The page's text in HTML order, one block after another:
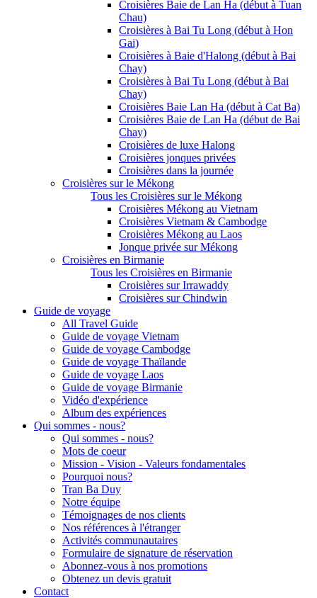
Croisières Baie de Lan Ha (début à Tuan
Chau)
Croisières à Bai Tu Long (début à Hon
Gai)
Croisières à Baie d'Halong (début à Bai
Chay)
Croisières à Bai Tu Long (début à Bai
Chay)
Croisières Baie Lan Ha (début à Cat Ba)
Croisières Baie de Lan Ha (début de Bai
Chay)
Croisières de luxe Halong
Croisières jonques privées
Croisières dans la journée
Croisières sur le Mékong
Tous les Croisières sur le Mékong
Croisières Mékong au Vietnam
Croisières Vietnam & Cambodge
Croisières Mékong au Laos
Jonque privée sur Mékong
Croisières en Birmanie
Tous les Croisières en Birmanie
Croisières sur Irrawaddy
Croisières sur Chindwin
Guide de voyage
All Travel Guide
Guide de voyage Vietnam
Guide de voyage Cambodge
Guide de voyage Thaïlande
Guide de voyage Laos
Guide de voyage Birmanie
Vidéo d'expérience
Album des expériences
Qui sommes - nous?
Qui sommes - nous?
Mots de coeur
Mission - Vision - Valeurs fondamentales
Pourquoi nous?
Tran Ba Duy
Notre équipe
Témoignages de nos clients
Nos références à l'étranger
Activités communautaires
Formulaire de signature de réservation
Abonnez-vous à nos promotions
Obtenez un devis gratuit
Contact